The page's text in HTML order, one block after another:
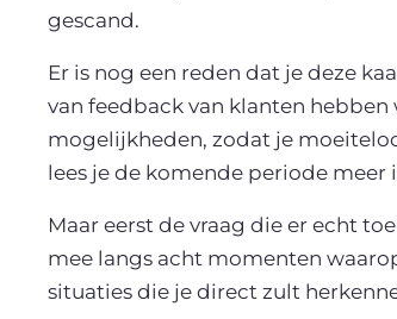
gescand.
Er is nog een reden dat je deze
van feedback van klanten
mogelijkheden, zodat je
lees je de komende periode meer
Maar eerst de vraag die er echt
mee langs acht momenten
situaties die je direct zult